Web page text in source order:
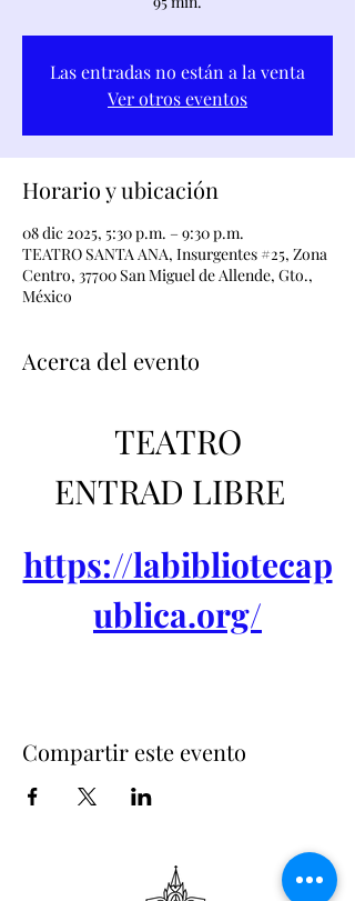
Las entradas no están a la venta
Ver otros eventos
Horario y ubicación
08 dic 2025, 5:30 p.m. – 9:30 p.m.
TEATRO SANTA ANA, Insurgentes #25, Zona
Centro, 37700 San Miguel de Allende, Gto.,
México
Acerca del evento
TEATRO
ENTRAD LIBRE
https://labibliotecap
ublica.org/
Compartir este evento